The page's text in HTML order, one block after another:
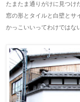
たまたま通りがけに見つけ
窓の形とタイルと白壁とサ
かっこいいってわけではな